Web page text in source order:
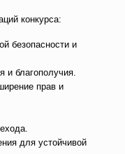
конкурса:
безопасности и
и благополучия.
прав и
для устойчивой